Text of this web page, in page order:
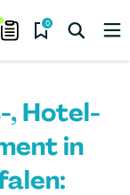
0
, Hotel-
in